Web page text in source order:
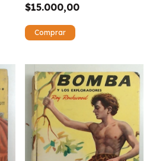
$15.000,00